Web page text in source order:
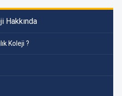
Hakkında
Koleji ?